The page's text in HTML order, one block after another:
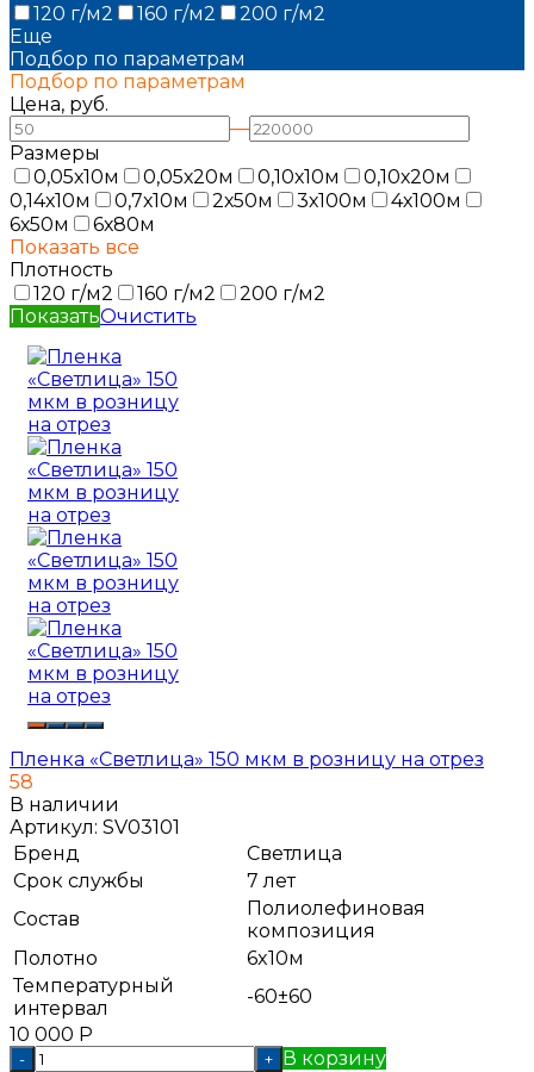
120 г/м2
160 г/м2
200 г/м2
Еще
Подбор по параметрам
Подбор по параметрам
Цена, руб.
—
Размеры
0,05х10м
0,05х20м 0,10х10м
0,10х20м
0,14х10м
0,7х10м 2х50м 3х100м
4х100м
6х50м
6х80м
Показать все
Плотность
120 г/м2
160 г/м2
200 г/м2
ПоказатьОчистить
Пленка «Светлица» 150 мкм в розницу на отрез
58
В наличии
Артикул: SV03101
Бренд
Светлица
Срок службы
7 лет
Состав
Полиолефиновая
композиция
Полотно
6x10м
Температурный
интервал
-60±60
10 000 Р
- + В корзину